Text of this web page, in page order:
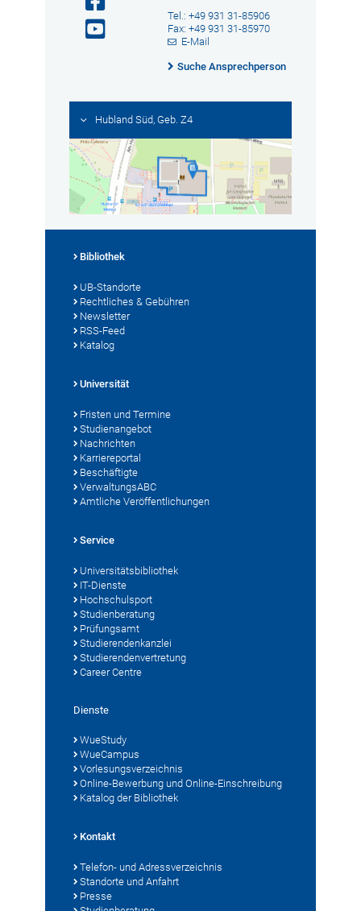
Tel.: +49 931 31-85906
Fax: +49 931 31-85970
E-Mail
Suche Ansprechperson
Hubland Süd, Geb. Z4
Bibliothek
UB-Standorte
Rechtliches & Gebühren
Newsletter
RSS-Feed
Katalog
Universität
Fristen und Termine
Studienangebot
Nachrichten
Karriereportal
Beschäftigte
VerwaltungsABC
Amtliche Veröffentlichungen
Service
Universitätsbibliothek
IT-Dienste
Hochschulsport
Studienberatung
Prüfungsamt
Studierendenkanzlei
Studierendenvertretung
Career Centre
Dienste
WueStudy
WueCampus
Vorlesungsverzeichnis
Online-Bewerbung und Online-Einschreibung
Katalog der Bibliothek
Kontakt
Telefon- und Adressverzeichnis
Standorte und Anfahrt
Presse